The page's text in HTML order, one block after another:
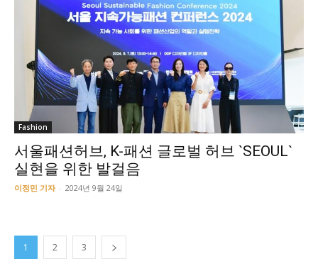
Fashion
서울패션허브, K-패션 글로벌 허브 `SEOUL`
실현을 위한 발걸음
이정민 기자 - 2024년 9월 24일
1 2 3